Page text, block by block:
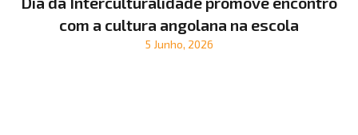
com a cultura angolana na escola
5 Junho, 2026